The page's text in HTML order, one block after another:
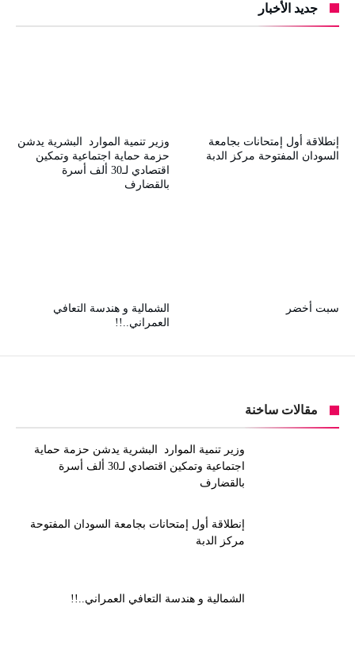
جديد الأخبار
وزير تنمية الموارد البشرية يدشن
حزمة حماية اجتماعية وتمكين
اقتصادي لـ30 ألف أسرة
بالقضارف
إنطلاقة أول إمتحانات بجامعة
السودان المفتوحة مركز الدبة
الشمالية و هندسة التعافي
العمراني..!!
سبت أخضر
مقالات ساخنة
وزير تنمية الموارد البشرية يدشن حزمة حماية
اجتماعية وتمكين اقتصادي لـ30 ألف أسرة
بالقضارف
إنطلاقة أول إمتحانات بجامعة السودان المفتوحة
مركز الدبة
الشمالية و هندسة التعافي العمراني..!!